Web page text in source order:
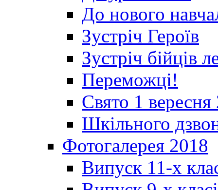
До нового
Зустріч Героїв
Зустріч бійців
Переможці!
Свято 1 вересня
Шкільного
Фотогалерея 2018
Випуск 11-х